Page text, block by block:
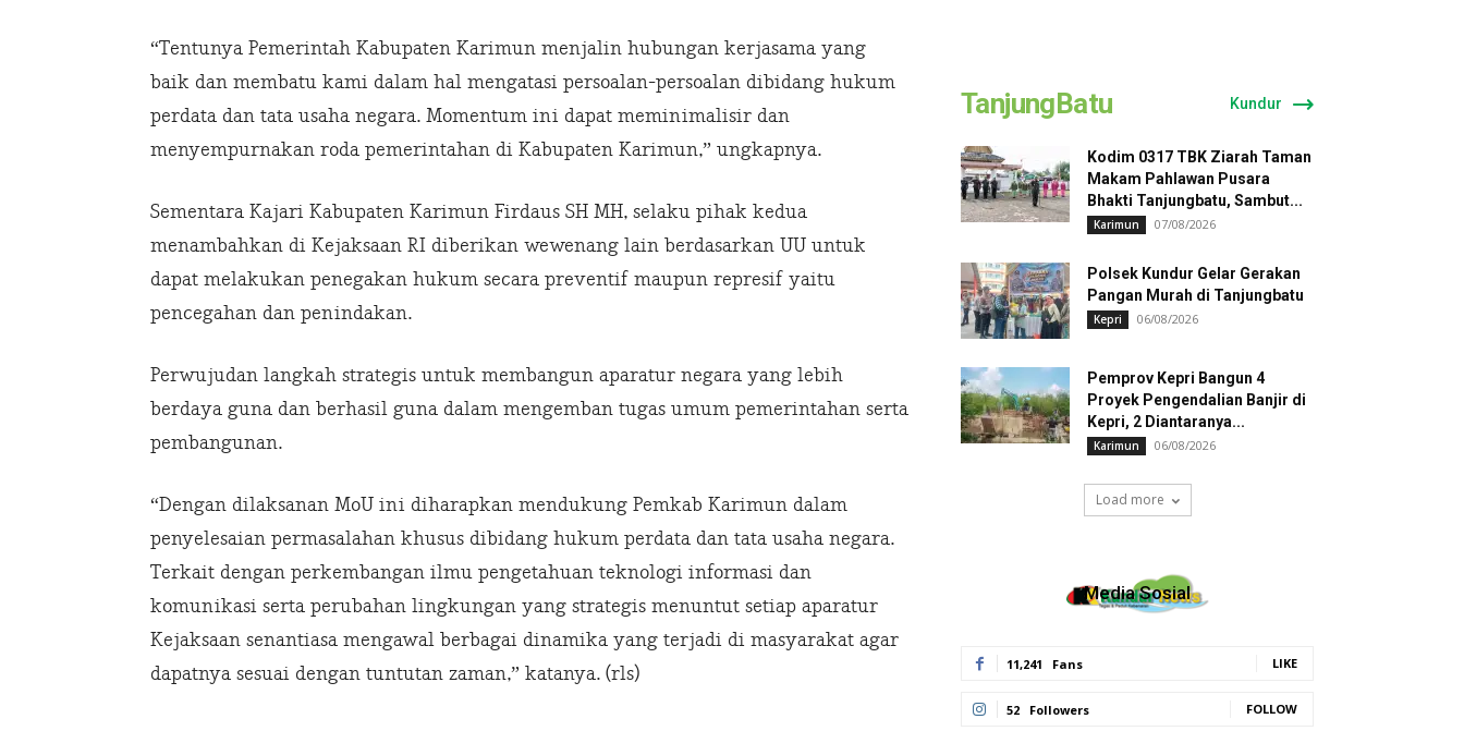
“Tentunya Pemerintah Kabupaten Karimun menjalin hubungan kerjasama yang
baik dan membatu kami dalam hal mengatasi persoalan-persoalan dibidang hukum
perdata dan tata usaha negara. Momentum ini dapat meminimalisir dan
menyempurnakan roda pemerintahan di Kabupaten Karimun,” ungkapnya.
Sementara Kajari Kabupaten Karimun Firdaus SH MH, selaku pihak kedua
menambahkan di Kejaksaan RI diberikan wewenang lain berdasarkan UU untuk
dapat melakukan penegakan hukum secara preventif maupun represif yaitu
pencegahan dan penindakan.
Perwujudan langkah strategis untuk membangun aparatur negara yang lebih
berdaya guna dan berhasil guna dalam mengemban tugas umum pemerintahan serta
pembangunan.
“Dengan dilaksanan MoU ini diharapkan mendukung Pemkab Karimun dalam
penyelesaian permasalahan khusus dibidang hukum perdata dan tata usaha negara.
Terkait dengan perkembangan ilmu pengetahuan teknologi informasi dan
komunikasi serta perubahan lingkungan yang strategis menuntut setiap aparatur
Kejaksaan senantiasa mengawal berbagai dinamika yang terjadi di masyarakat agar
dapatnya sesuai dengan tuntutan zaman,” katanya. (rls)
TanjungBatu Kundur
Kodim 0317 TBK Ziarah Taman
Makam Pahlawan Pusara
Bhakti Tanjungbatu, Sambut...
Karimun 07/08/2026
Polsek Kundur Gelar Gerakan
Pangan Murah di Tanjungbatu
Kepri 06/08/2026
Pemprov Kepri Bangun 4
Proyek Pengendalian Banjir di
Kepri, 2 Diantaranya...
Karimun 06/08/2026
Load more
Media Sosial
11,241 Fans LIKE
52 Followers FOLLOW